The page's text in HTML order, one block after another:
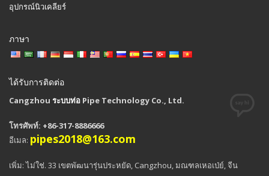
อุปกรณ์นิวเคลียร์
ภาษา
ได้รับการติดต่อ
Cangzhou ระบบท่อ Pipe Technology Co., Ltd.
โทรศัพท์: +86-317-8886666
อีเมล: pipes2018@163.com
เพิ่ม: ไม่ใช่. 33 เขตพัฒนารุ่นประหยัด, Cangzhou, มณฑลเหอเป่ย์, จีน